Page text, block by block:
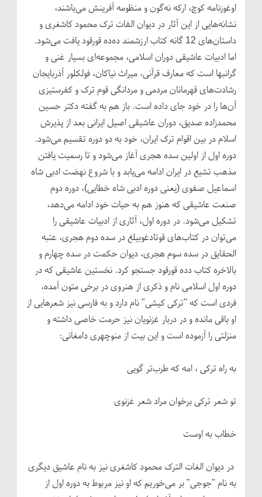
اوغوزنامه کوچ، ارکه نه‌گون و منظومه آفرینش می‌باشند،
نشانه‌هایی از این آثار در دیوان الفات ترک محمود کاشغری و
داستان‌های 12 گانه کتاب ارزشمند ده‌ده قورقود یافت می‌شود.
اما ادبیات عاشیقی دوران اسلامی، مجموعه‌ای بسیار غنی و
گرانبها است که معارف قرآنی، میراث نیاکان، فولکلور آذربایجان
رشادت‌های قهرمانان مردمی و مردانگی قوم ترک و کفرستیزی
آن‌ها را در خود جای داده است. باز هم به گفته دکتر حسین
محمدزاده صدیق، دوران عاشیقی اصیل ایرانی بعد از پذیرش
اسلام در بین اقوام ترک ایران، خود به دو دوره تقسیم می‌شود.
دوره اول از اولین سده هجری آغاز می‌شود و تا رسمیت یافتن
مذهب تشیع در ایران ادامه می‌یابد و با شروع نهضت ادبی شاه
اسماعیل صفوی (یعنی دوره ادبی شاه خطایی)، دوره دوم
صنعت عاشیقی که هنوز هم به حیات خود ادامه می‌دهد،
تشکیل می‌شود. در دوره اول، آثاری از ادبیات عاشیقی را
می‌توان در کتاب‌های قوتادغوبیلغ در سده دوم هجری، عتبه
الحقایق در سده سوم هجری، دیوان حکمت در سده چهارم و
بالاخره کتاب د‌ده قورقود جستجو کرد. نخستین عاشیقی که در
دوره اول اسلامی نام و ذکری از هنروی در برخی متون آمده،
فردی است که "ترکی کیشی" نام دارد و به فارسی نیز شعرهایی از
او باقی مانده و در دربار غزنویان نیز حرمت خاصی داشته و
منزلتی را آزموده است و این بیت از منوچهری دامغانی:
به راه ترکی ، امه که طرب‌تر گویی
تو شعر ترکی برخوان مراد شعر غزنوی
خطاب به اوست
در دیوان الغات الترک محمود کاشغری نیز به نام عاشیق دیگری
به نام "جوجی" بر می‌خوریم که او نیز مربوط به دوره اول از